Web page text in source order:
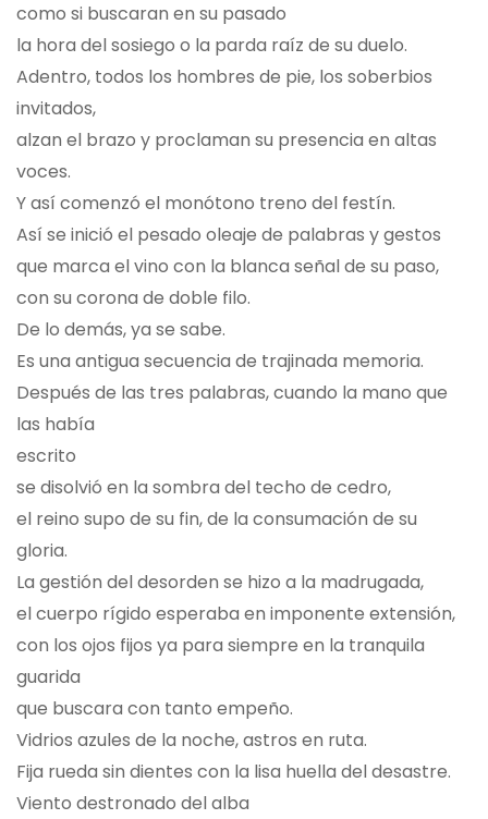
como si buscaran en su pasado
la hora del sosiego o la parda raíz de su duelo.
Adentro, todos los hombres de pie, los soberbios
invitados,
alzan el brazo y proclaman su presencia en altas
voces.
Y así comenzó el monótono treno del festín.
Así se inició el pesado oleaje de palabras y gestos
que marca el vino con la blanca señal de su paso,
con su corona de doble filo.
De lo demás, ya se sabe.
Es una antigua secuencia de trajinada memoria.
Después de las tres palabras, cuando la mano que
las había
escrito
se disolvió en la sombra del techo de cedro,
el reino supo de su fin, de la consumación de su
gloria.
La gestión del desorden se hizo a la madrugada,
el cuerpo rígido esperaba en imponente extensión,
con los ojos fijos ya para siempre en la tranquila
guarida
que buscara con tanto empeño.
Vidrios azules de la noche, astros en ruta.
Fija rueda sin dientes con la lisa huella del desastre.
Viento destronado del alba